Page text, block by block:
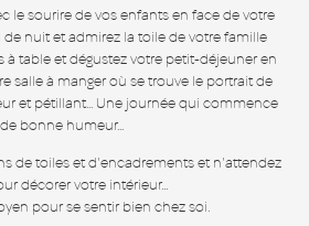
Equipe
Témoignages
Contact
le sourire de vos enfants en face de votre
de nuit et admirez la toile de votre famille
à table et dégustez votre petit-déjeuner en
salle à manger où se trouve le portrait de
et pétillant... Une journée qui commence
de bonne humeur...
de toiles et d'encadrements et n'attendez
décorer votre intérieur...
pour se sentir bien chez soi.